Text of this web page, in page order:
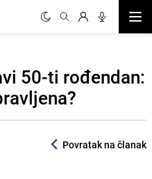
50-ti rođendan:
Povratak na članak